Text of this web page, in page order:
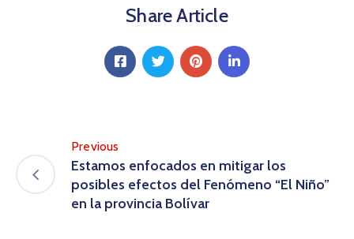
Share Article
Previous
Estamos enfocados en mitigar los
posibles efectos del Fenómeno “El Niño”
en la provincia Bolívar